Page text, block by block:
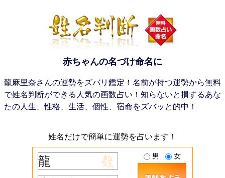
赤ちゃんの名づけ命名に
龍麻里奈さんの運勢をズバリ鑑定！名前が持つ運勢から無料
で姓名判断ができる人気の画数占い！知らないと損するあな
たの人生、性格、生活、個性、宿命をズバッと的中！
姓名だけで簡単に運勢を占います！
男 女